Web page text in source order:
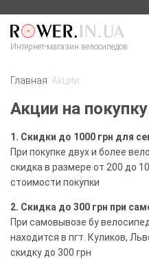
Интернет-магазин велосипедов
Главная Акции
Акции на
1. Скидки до 1000 грн для
При покупке двух и более
скидка в размере от 200 до
стоимости покупки
2. Скидка до 300 грн при
При самовывозе бу
находится в пгт. Куликов,
скидку до 300 грн